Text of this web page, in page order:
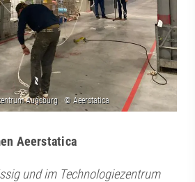
Aeerstatica
und im Technologiezentrum